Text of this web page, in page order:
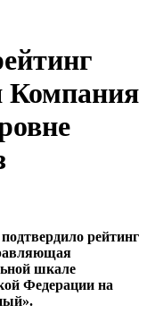
рейтинг
шкале
Федерации на